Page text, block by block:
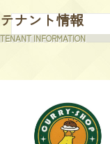
テナント情報
TENANT INFORMATION